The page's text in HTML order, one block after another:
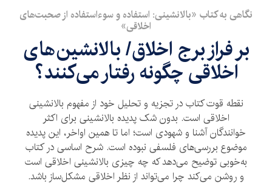
نگاهی به کتاب «بالانشینی: استفاده و سوءاستفاده از صحبت‌های
اخلاقی»
بر فراز برج اخلاق/ بالانشین‌های
اخلاقی چگونه رفتار می‌کنند؟
نقطه قوت کتاب در تجزیه و تحلیل خود از مفهوم بالانشینی
اخلاقی است. بدون شک پدیده بالانشینی برای اکثر
خوانندگان آشنا و شهودی است؛ اما تا همین اواخر، این پدیده
موضوع بررسی‌های فلسفی نبوده است. شرح اساسی در کتاب
به‌خوبی توضیح می‌دهد که چه چیزی بالانشینی اخلاقی است
و روشن می‌کند چرا می‌تواند از نظر اخلاقی مشکل‌ساز باشد.